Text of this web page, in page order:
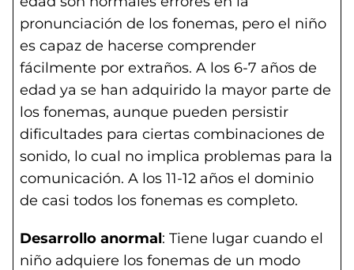
pronunciación de los fonemas, pero el niño
es capaz de hacerse comprender
fácilmente por extraños. A los 6-7 años de
edad ya se han adquirido la mayor parte de
los fonemas, aunque pueden persistir
dificultades para ciertas combinaciones de
sonido, lo cual no implica problemas para la
comunicación. A los 11-12 años el dominio
de casi todos los fonemas es completo.
Desarrollo anormal: Tiene lugar cuando el
niño adquiere los fonemas de un modo